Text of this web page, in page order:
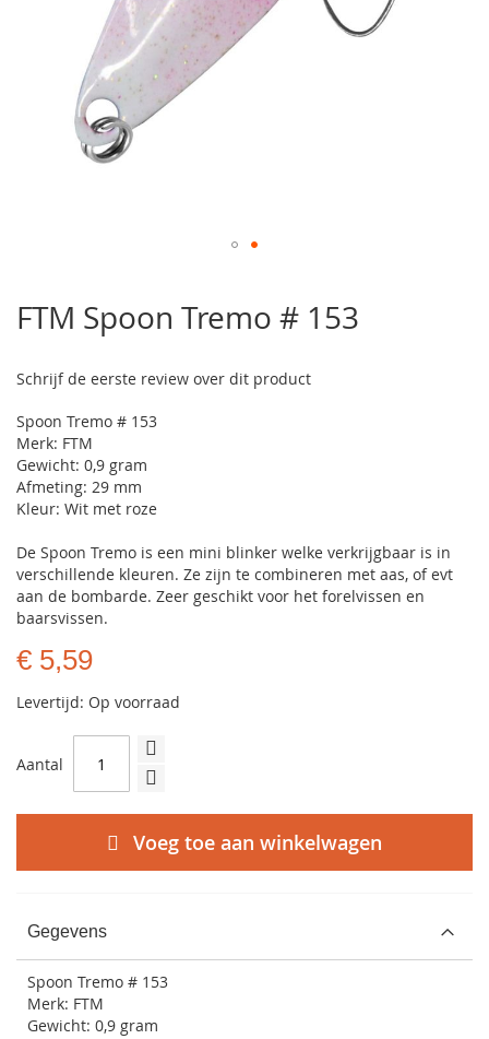
het
begin
de
gallerij
FTM Spoon Tremo # 153
Schrijf de eerste review over dit product
Spoon Tremo # 153
Merk: FTM
Gewicht: 0,9 gram
Afmeting: 29 mm
Kleur: Wit met roze
De Spoon Tremo is een mini blinker welke verkrijgbaar is in
verschillende kleuren. Ze zijn te combineren met aas, of evt
aan de bombarde. Zeer geschikt voor het forelvissen en
baarsvissen.
€ 5,59
Levertijd: Op voorraad
Aantal
Voeg toe aan winkelwagen
Gegevens
Spoon Tremo # 153
Merk: FTM
Gewicht: 0,9 gram